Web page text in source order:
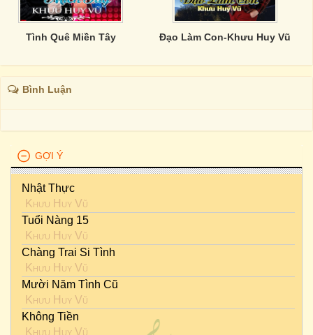
Tình Quê Miền Tây Đạo Làm Con-Khưu Huy Vũ
Bình Luận
GỢI Ý
Nhật Thực
Khưu Huy Vũ
Tuổi Nàng 15
Khưu Huy Vũ
Chàng Trai Si Tình
Khưu Huy Vũ
Mười Năm Tình Cũ
Khưu Huy Vũ
Không Tiền
Khưu Huy Vũ